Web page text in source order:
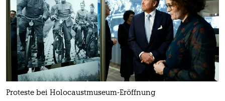
Proteste bei Holocaustmuseum-Eröffnung